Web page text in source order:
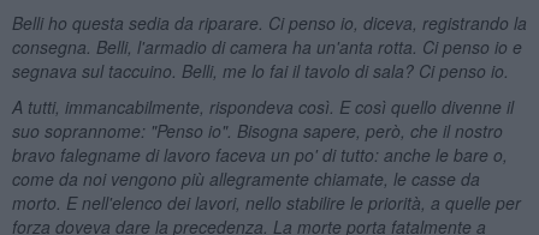
Belli ho questa sedia da riparare. Ci penso io, diceva, registrando la
consegna. Belli, l'armadio di camera ha un'anta rotta. Ci penso io e
segnava sul taccuino. Belli, me lo fai il tavolo di sala? Ci penso io.
A tutti, immancabilmente, rispondeva così. E così quello divenne il
suo soprannome: "Penso io". Bisogna sapere, però, che il nostro
bravo falegname di lavoro faceva un po' di tutto: anche le bare o,
come da noi vengono più allegramente chiamate, le casse da
morto. E nell'elenco dei lavori, nello stabilire le priorità, a quelle per
forza doveva dare la precedenza. La morte porta fatalmente a